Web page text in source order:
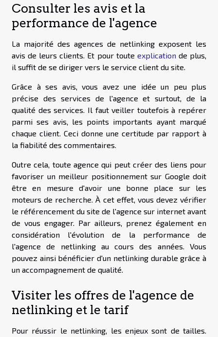
Consulter les avis et la
performance de l'agence
La majorité des agences de netlinking exposent les
avis de leurs clients. Et pour toute explicationde plus,
il suffit de se diriger vers le service client du site.
Grâce à ses avis, vous avez une idée un peu plus
précise des services de l'agence et surtout, de la
qualité des services. Il faut veiller toutefois à repérer
parmi ses avis, les points importants ayant marqué
chaque client. Ceci donne une certitude par rapport à
la fiabilité des commentaires.
Outre cela, toute agence qui peut créer des liens pour
favoriser un meilleur positionnement sur Google doit
être en mesure d'avoir une bonne place sur les
moteurs de recherche. À cet effet, vous devez vérifier
le référencement du site de l'agence sur internet avant
de vous engager. Par ailleurs, prenez également en
considération l'évolution de la performance de
l'agence de netlinking au cours des années. Vous
pouvez ainsi bénéficier d'un netlinking durable grâce à
un accompagnement de qualité.
Visiter les offres de l'agence de
netlinking et le tarif
Pour réussir le netlinking, les enjeux sont de tailles.